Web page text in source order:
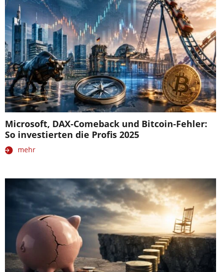
Microsoft, DAX-Comeback und Bitcoin-Fehler:
So investierten die Profis 2025
mehr